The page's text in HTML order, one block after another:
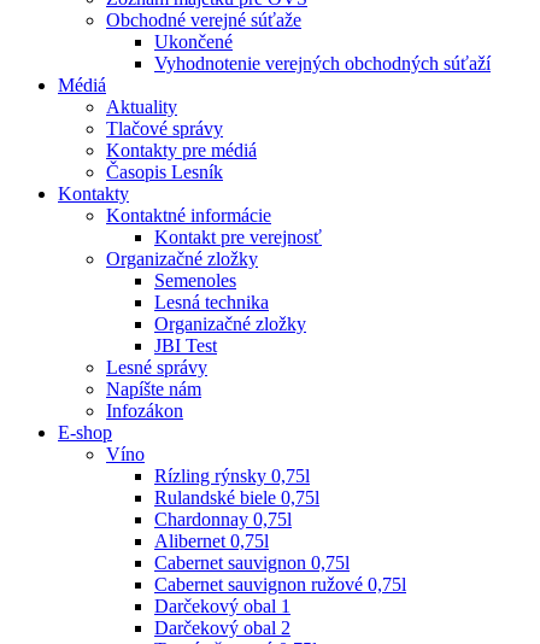
Obchodné verejné súťaže
Ukončené
Vyhodnotenie verejných obchodných súťaží
Médiá
Aktuality
Tlačové správy
Kontakty pre médiá
Časopis Lesník
Kontakty
Kontaktné informácie
Kontakt pre verejnosť
Organizačné zložky
Semenoles
Lesná technika
Organizačné zložky
JBI Test
Lesné správy
Napíšte nám
Infozákon
E-shop
Víno
Rízling rýnsky 0,75l
Rulandské biele 0,75l
Chardonnay 0,75l
Alibernet 0,75l
Cabernet sauvignon 0,75l
Cabernet sauvignon ružové 0,75l
Darčekový obal 1
Darčekový obal 2